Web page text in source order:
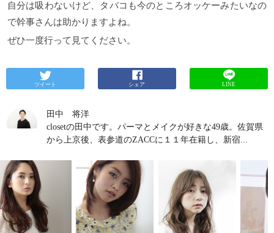
自分は吸わないけど、タバコも今のところオッケーみたいなの
で幹事さんは助かりますよね。
ぜひ一度行って見てください。
ツイート シェア LINE
田中 将洋
closetの田中です。パーマとメイクが好きな49歳。佐賀県
から上京後、表参道のZACCに１１年在籍し、新宿...